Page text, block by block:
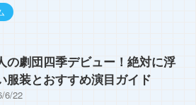
の劇団四季デビュー！絶対に浮
服装とおすすめ演目ガイド
6/22